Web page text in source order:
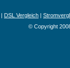
| DSL Vergleich |
© Copyright